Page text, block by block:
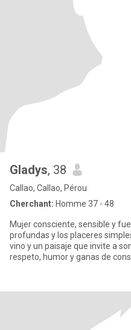
Gladys, 38
Callao, Callao, Pérou
Cherchant: Homme 37 - 48
Mujer consciente, sensible y fuerte, me
profundas y los placeres
vino y un paisaje que invite a
respeto, humor y ganas de